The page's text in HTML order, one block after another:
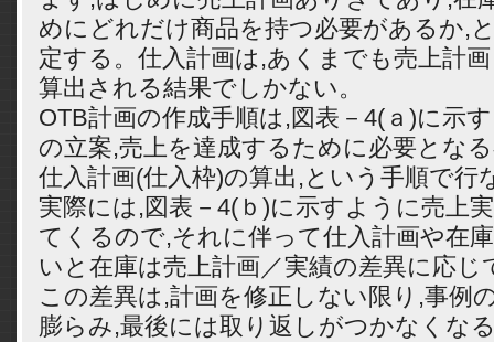
めにどれだけ商品を持つ必要があるか,
定する。仕入計画は,あくまでも売上計
算出される結果でしかない。
OTB計画の作成手順は,図表－4(ａ)に示
の立案,売上を達成するために必要とな
仕入計画(仕入枠)の算出,という手順で行
実際には,図表－4(ｂ)に示すように売上
てくるので,それに伴って仕入計画や在
いと在庫は売上計画／実績の差異に応じ
この差異は,計画を修正しない限り,事例
膨らみ,最後には取り返しがつかなくな